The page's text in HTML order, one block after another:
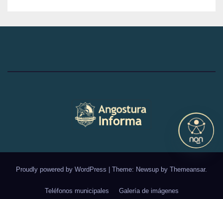
Proudly powered by WordPress | Theme: Newsup by Themeansar.
Teléfonos municipales Galería de imágenes